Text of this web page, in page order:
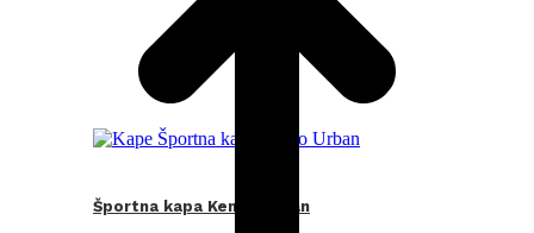
Športna kapa Kento Urban